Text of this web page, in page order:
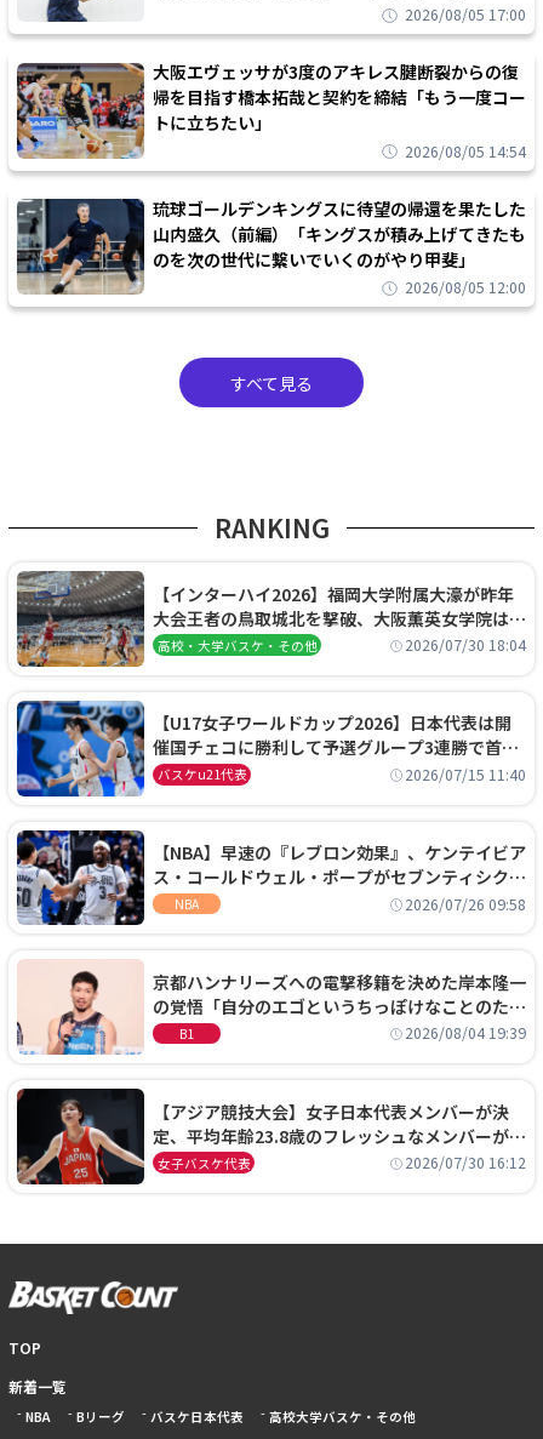
2026/08/05 17:00
大阪エヴェッサが3度のアキレス腱断裂からの復
帰を目指す橋本拓哉と契約を締結「もう一度コー
トに立ちたい」
2026/08/05 14:54
琉球ゴールデンキングスに待望の帰還を果たした
山内盛久（前編）「キングスが積み上げてきたも
のを次の世代に繋いでいくのがやり甲斐」
2026/08/05 12:00
すべて見る
RANKING
【インターハイ2026】福岡大学附属大濠が昨年
大会王者の鳥取城北を撃破、大阪薫英女学院は岐
阜女子に完勝、大会3日目試合結果
高校・大学バスケ・その他 2026/07/30 18:04
【U17女子ワールドカップ2026】日本代表は開
催国チェコに勝利して予選グループ3連勝で首位
通過！準々決勝の相手はエジプトに決定
バスケu21代表 2026/07/15 11:40
【NBA】早速の『レブロン効果』、ケンテイビア
ス・コールドウェル・ポープがセブンティシクサ
ーズに1年契約で加入
NBA 2026/07/26 09:58
京都ハンナリーズへの電撃移籍を決めた岸本隆一
の覚悟「自分のエゴというちっぽけなことのため
に、京都に来たわけではない」
B1 2026/08/04 19:39
【アジア競技大会】女子日本代表メンバーが決
定、平均年齢23.8歳のフレッシュなメンバーが日
本開催の大舞台で頂点を狙う
女子バスケ代表 2026/07/30 16:12
TOP
新着一覧
NBA Bリーグ バスケ日本代表 高校大学バスケ・その他